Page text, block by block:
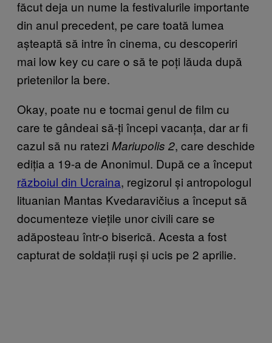
făcut deja un nume la festivalurile importante
din anul precedent, pe care toată lumea
așteaptă să intre în cinema, cu descoperiri
mai low key cu care o să te poți lăuda după
prietenilor la bere.
Okay, poate nu e tocmai genul de film cu
care te gândeai să-ți începi vacanța, dar ar fi
cazul să nu ratezi Mariupolis 2, care deschide
ediția a 19-a de Anonimul. După ce a început
războiul din Ucraina, regizorul și antropologul
lituanian Mantas Kvedaravičius a început să
documenteze viețile unor civili care se
adăposteau într-o biserică. Acesta a fost
capturat de soldații ruși și ucis pe 2 aprilie.